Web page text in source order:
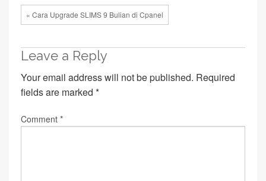
« Cara Upgrade SLIMS 9 Bulian di Cpanel
Leave a Reply
Your email address will not be published. Required
fields are marked *
Comment *